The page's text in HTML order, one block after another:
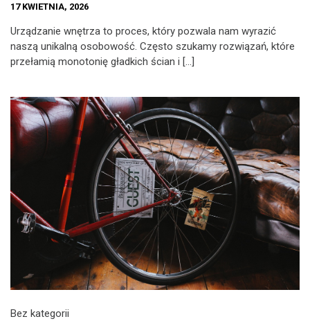
17 KWIETNIA, 2026
Urządzanie wnętrza to proces, który pozwala nam wyrazić
naszą unikalną osobowość. Często szukamy rozwiązań, które
przełamią monotonię gładkich ścian i […]
Bez kategorii